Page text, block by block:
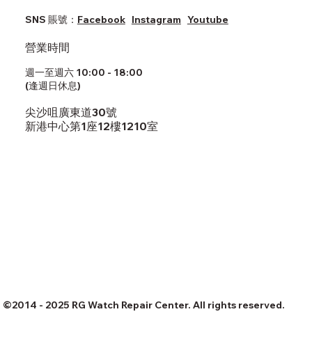
SNS ​賬號： Facebook Instagram Youtube
營業時間
週一至週六 10:00 - 18:00
(逢週日休息)
尖沙咀廣東道30號
新港中心第1座12樓1210室
©2014 - 2025 RG Watch Repair Center. All rights reserved.